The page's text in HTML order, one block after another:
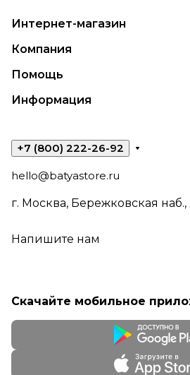
Интернет-магазин
Компания
Помощь
Информация
+7 (800) 222-26-92
hello@batyastore.ru
г. Москва, Бережковская наб.,
Напишите нам
Скачайте мобильное